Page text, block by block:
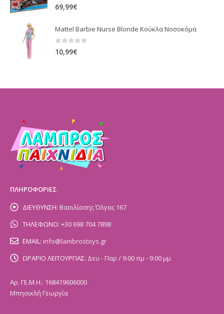
0 out of 5
69,99€
Mattel Barbie Nurse Blonde Κούκλα Νοσοκόμα
0 out of 5
10,99€
ΠΛΗΡΟΦΟΡΙΕΣ
ΔΙΕΥΘΥΝΣΗ: Βασιλίσσης Όλγας 167
ΤΗΛΕΦΩΝΟ: +30 698 704 7898
EMAIL: info@lambrostoys.gr
ΩΡΑΡΙΟ ΛΕΙΤΟΥΡΓΙΑΣ: Δευ - Παρ / 9:00 πμ - 9:00 μμ
Αρ. ΓΕ.Μ.Η.: 168419606000
Μπησικλή Γεωργία